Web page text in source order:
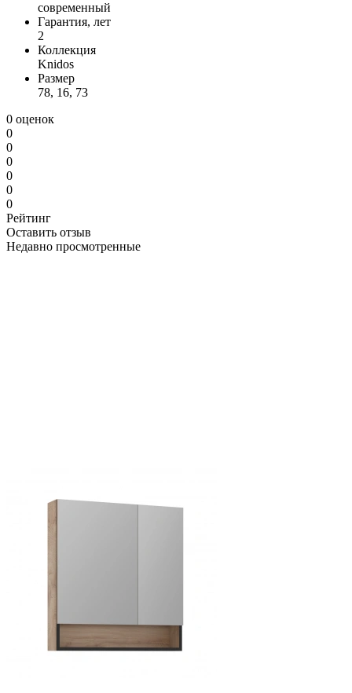
современный
Гарантия, лет
2
Коллекция
Knidos
Размер
78, 16, 73
0 оценок
0
0
0
0
0
0
Рейтинг
Оставить отзыв
Недавно просмотренные